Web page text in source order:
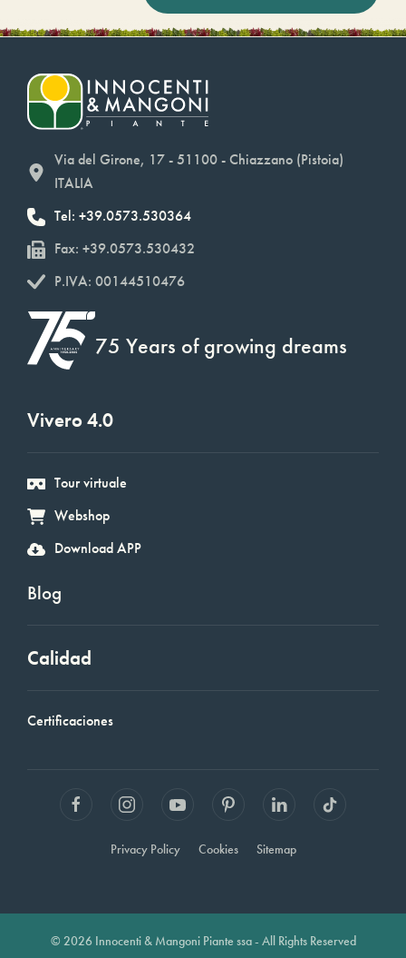
Via del Girone, 17 - 51100 - Chiazzano (Pistoia)
ITALIA
Tel: +39.0573.530364
Fax: +39.0573.530432
P.IVA: 00144510476
75 Years of growing dreams
Vivero 4.0
Tour virtuale
Webshop
Download APP
Blog
Calidad
Certificaciones
Privacy Policy Cookies Sitemap
© 2026 Innocenti & Mangoni Piante ssa - All Rights Reserved